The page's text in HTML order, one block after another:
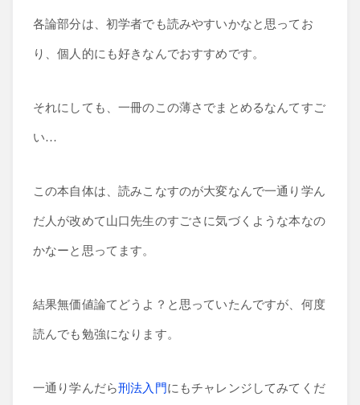
各論部分は、初学者でも読みやすいかなと思ってお
り、個人的にも好きなんでおすすめです。
それにしても、一冊のこの薄さでまとめるなんてすご
い…
この本自体は、読みこなすのが大変なんで一通り学ん
だ人が改めて山口先生のすごさに気づくような本なの
かなーと思ってます。
結果無価値論てどうよ？と思っていたんですが、何度
読んでも勉強になります。
一通り学んだら刑法入門にもチャレンジしてみてくだ